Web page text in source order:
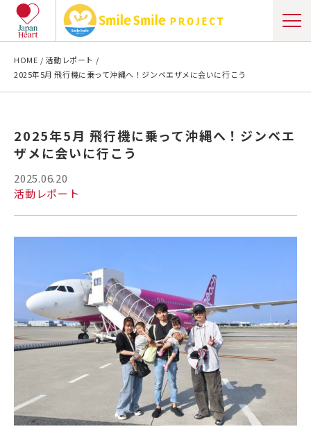
HOME
活動レポート
2025年5月 飛行機に乗って沖縄へ！ジンベエザメに会いに行こう
2025年5月 飛行機に乗って沖縄へ！ジンベエ
ザメに会いに行こう
2025.06.20
活動レポート